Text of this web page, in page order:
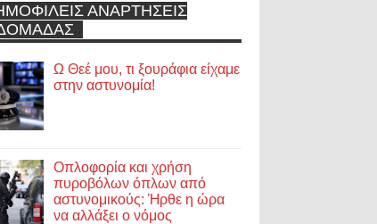
ΑΝΑΡΤΗΣΕΙΣ
Ω Θεέ μου, τι ξουράφια είχαμε
στην αστυνομία!
Οπλοφορία και χρήση
πυροβόλων όπλων από
αστυνομικούς: Ήρθε η ώρα
να αλλάξει ο νόμος